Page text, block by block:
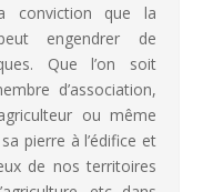
conviction que la
engendrer de
Que l’on soit
d’association,
ou même
pierre à l’édifice et
de nos territoires